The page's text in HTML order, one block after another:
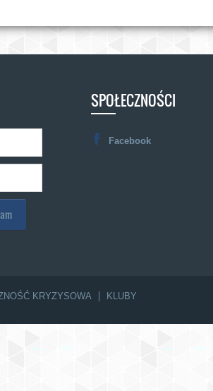
SPOŁECZNOŚCI
Facebook
KRYZYSOWA KLUBY